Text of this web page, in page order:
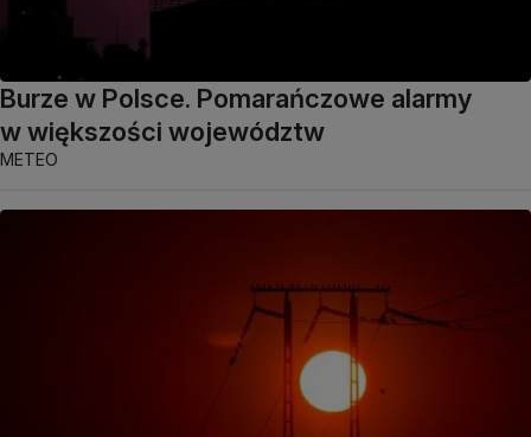
Burze w Polsce. Pomarańczowe alarmy
w większości województw
METEO